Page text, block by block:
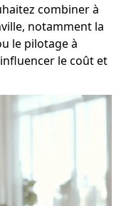
combiner à
notamment la
le pilotage à
le coût et